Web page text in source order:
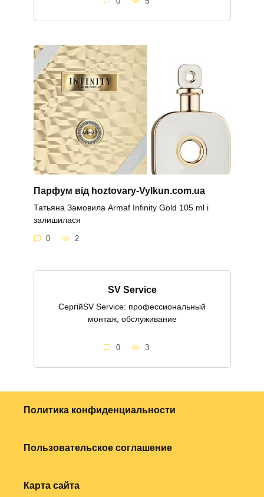
Парфум від hoztovary-Vylkun.com.ua
Татьяна Замовила Armaf Infinity Gold 105 ml і
залишилася
0 2
SV Service
СергійSV Service: профессиональный
монтаж, обслуживание
0 3
Политика конфиденциальности
Пользовательское соглашение
Карта сайта